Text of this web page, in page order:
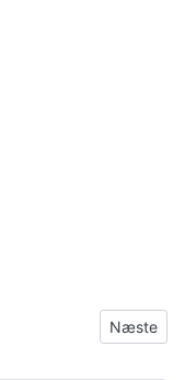
Næste
Næste